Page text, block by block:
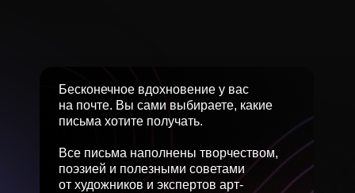
Бесконечное вдохновение у вас
на почте. Вы сами выбираете, какие
письма хотите получать.
Все письма наполнены творчеством,
поэзией и полезными советами
от художников и экспертов арт-